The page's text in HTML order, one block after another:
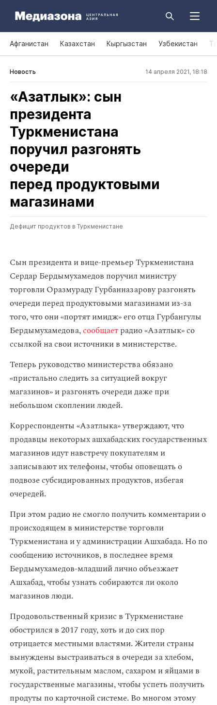
Афганистан Казахстан Кыргызстан Узбекистан
Новость 14 апреля 2021, 18:18
«Азатлык»: сын
президента
Туркменистана
поручил разгонять
очереди
перед продуктовыми
магазинами
Дефицит продуктов в Туркменистане
Сын президента и вице-премьер Туркменистана
Сердар Бердымухамедов поручил министру
торговли Оразмураду Гурбанназарову разгонять
очереди перед продуктовыми магазинами из-за
того, что они «портят имидж» его отца Гурбангулы
Бердымухамедова,сообщаетрадио «Азатлык» со
ссылкой на свои источники в министерстве.
Теперь руководство министерства обязано
«пристально следить за ситуацией вокруг
магазинов» и разгонять очереди даже при
небольшом скоплении людей.
Корреспонденты «Азатлыка» утверждают, что
продавцы некоторых ашхабадских государственных
магазинов идут навстречу покупателям и
записывают их телефоны, чтобы оповещать о
подвозе субсидированных продуктов, избегая
очередей.
При этом радио не смогло получить комментарии о
происходящем в министерстве торговли
Туркменистана и у администрации Ашхабада. Но по
сообщению источников, в последнее время
Бердымухамедов-младший лично объезжает
Ашхабад, чтобы узнать собираются ли около
магазинов люди.
Продовольственный кризис в Туркменистане
обострился в 2017 году, хоть и до сих пор
отрицается местными властями. Жители страны
вынуждены выстраиваться в очереди за хлебом,
мукой, растительным маслом, сахаром и яйцами в
государственные магазины, чтобы успеть получить
продуты по карточной системе. Во многом этому